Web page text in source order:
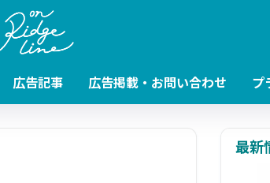
広告記事 広告掲載・お問い合わせ プ
最新